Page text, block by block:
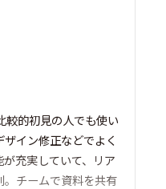
較的初見の人でも使い
イン修正などでよく
充実していて、リア
。チームで資料を共有